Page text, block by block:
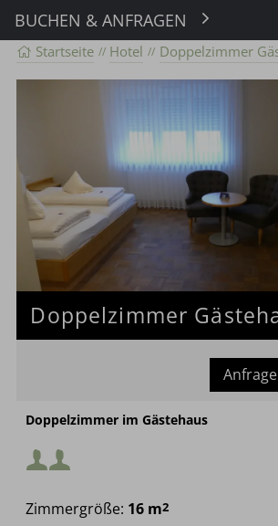
BUCHEN & ANFRAGEN
Startseite Hotel Doppelzimmer
Mindestbelegung:
Maximalbelegung:
Doppelzimmer
Doppelzimmer im Gästehaus
Mindestbelegung:
Maximalbelegung:
Zimmergröße: 16 m2